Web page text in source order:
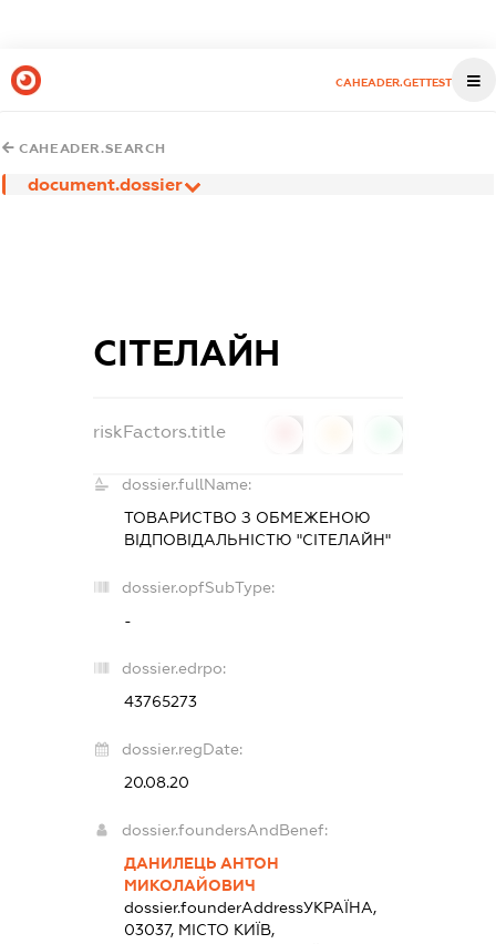
CAHEADER.GETTEST
CAHEADER.SEARCH
document.dossier
СІТЕЛАЙН
riskFactors.title
dossier.fullName:
ТОВАРИСТВО З ОБМЕЖЕНОЮ
ВІДПОВІДАЛЬНІСТЮ "СІТЕЛАЙН"
dossier.opfSubType:
-
dossier.edrpo:
43765273
dossier.regDate:
20.08.20
dossier.foundersAndBenef:
ДАНИЛЕЦЬ АНТОН
МИКОЛАЙОВИЧ
dossier.founderAddressУКРАЇНА,
03037, МІСТО КИЇВ,